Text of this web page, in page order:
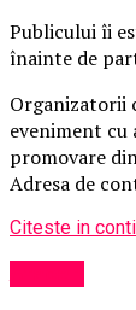
Publicului îi
înainte de
Organizatorii
eveniment
promovare
Adresa de
Citeste in